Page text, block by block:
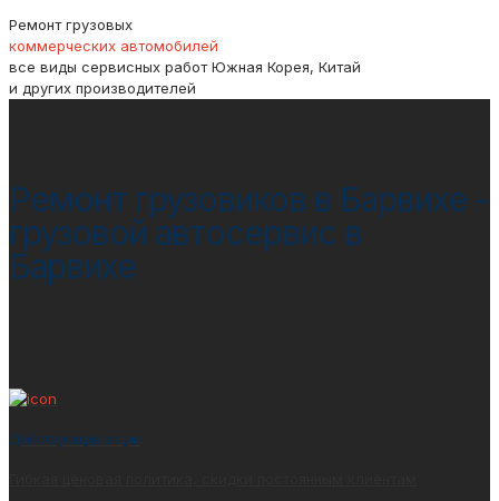
Ремонт грузовых
коммерческих автомобилей
все виды сервисных работЮжная Корея, Китай
и других производителей
Ремонт грузовиков в Барвихе -
грузовой автосервис в
Барвихе
Действующие акции